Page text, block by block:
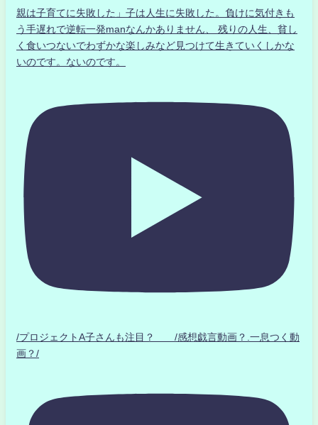
親は子育てに失敗した」子は人生に失敗した。負けに気付きも
う手遅れで逆転一発manなんかありません、 残りの人生、貧し
く食いつないでわずかな楽しみなど見つけて生きていくしかな
いのです。ないのです。
/プロジェクトA子さんも注目？ /感想戯言動画？.一息つく動
画？/